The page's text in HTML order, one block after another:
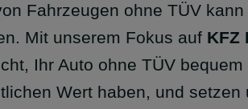
Fahrzeugen ohne TÜV
Mit unserem Fokus auf KFZ
Ihr Auto ohne TÜV
Wert haben, und